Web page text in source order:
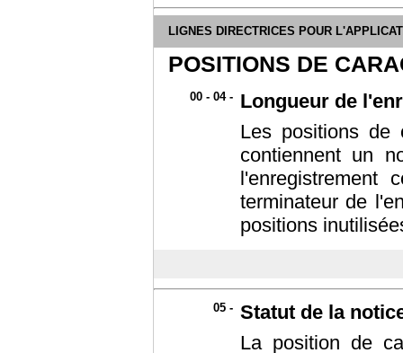
LIGNES DIRECTRICES POUR
POSITIONS DE
00 - 04 -
Longueur de
Les positions de
contiennent un
l'enregistrement
terminateur de
positions
05 - Statut de la
La position de